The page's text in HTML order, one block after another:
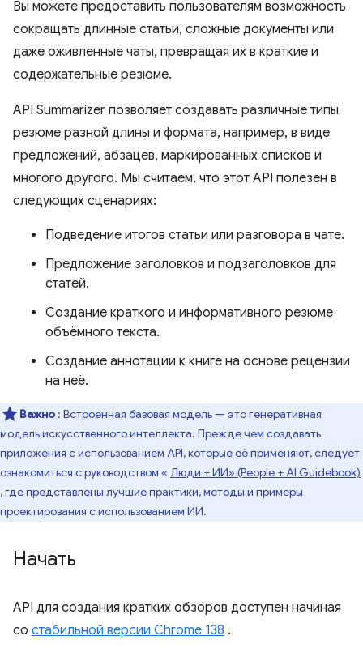
Вы можете предоставить пользователям возможность
сокращать длинные статьи, сложные документы или
даже оживленные чаты, превращая их в краткие и
содержательные резюме.
API Summarizer позволяет создавать различные типы
резюме разной длины и формата, например, в виде
предложений, абзацев, маркированных списков и
многого другого. Мы считаем, что этот API полезен в
следующих сценариях:
Подведение итогов статьи или разговора в чате.
Предложение заголовков и подзаголовков для
статей.
Создание краткого и информативного резюме
объёмного текста.
Создание аннотации к книге на основе рецензии
на неё.
Важно : Встроенная базовая модель — это генеративная
модель искусственного интеллекта. Прежде чем создавать
приложения с использованием API, которые её применяют, следует
ознакомиться с руководством « Люди + ИИ» (People + AI Guidebook)
, где представлены лучшие практики, методы и примеры
проектирования с использованием ИИ.
Начать
API для создания кратких обзоров доступен начиная
со стабильной версии Chrome 138 .